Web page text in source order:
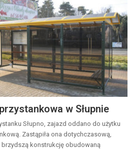
w Słupnie
Słupno, zajazd oddano do użytku
Zastąpiła ona dotychczasową,
brzydszą konstrukcję obudowaną